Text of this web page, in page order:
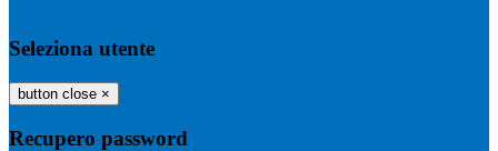
Seleziona utente
button close ×
Recupero password